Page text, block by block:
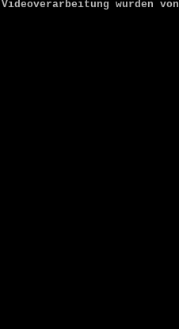
wurden von